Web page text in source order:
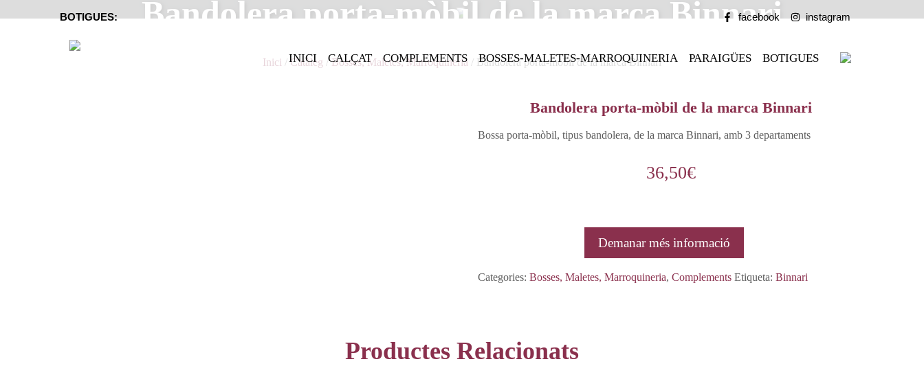
BOTIGUES: facebook instagram
INICI CALÇAT COMPLEMENTS BOSSES-MALETES-MARROQUINERIA PARAIGÜES BOTIGUES
Bandolera porta-mòbil de la marca Binnari
Inici /Catàleg /Bosses, Maletes, Marroquineria / Bandolera porta-mòbil de la marca Binnari
Bandolera porta-mòbil de la marca Binnari
Bossa porta-mòbil, tipus bandolera, de la marca Binnari, amb 3 departaments
36,50€
Demanar més informació
Categories:Bosses, Maletes, Marroquineria,Complements Etiqueta:Binnari
Productes Relacionats